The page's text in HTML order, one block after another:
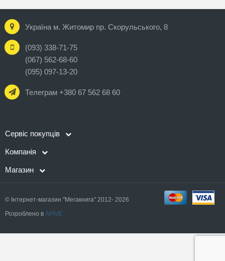
Україна м. Житомир пр. Скорульського, 8
(093) 338-71-75
(067) 562-68-60
(095) 097-13-20
Телеграм +380 67 562 68 60
Сервіс покупців
Компанія
Магазин
© Інтернет-магазин "Мегакнига" 2012- 2026
Розроблено в AFIVE